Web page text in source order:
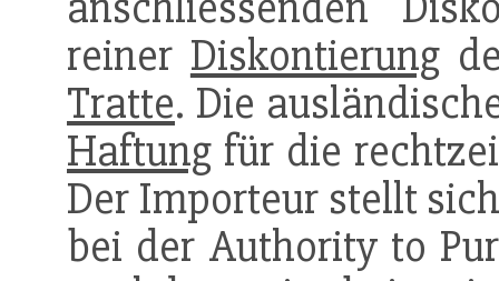
reiner Diskontierung
Tratte. Die
Haftung für die
Der Importeur stellt
bei der Authority to